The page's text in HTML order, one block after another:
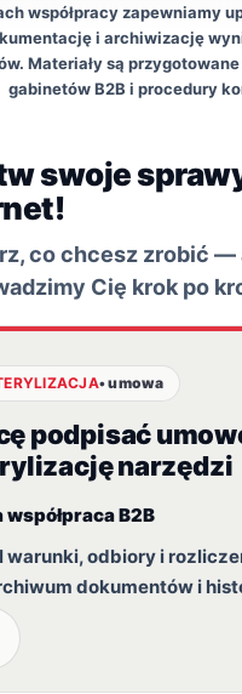
współpracy zapewniamy
i archiwizację
Materiały są
gabinetów B2B i procedury
swoje
co chcesz zrobić —
Cię krok po
• umowa
podpisać
narzędzi
współpraca B2B
warunki, odbiory i
dokumentów i